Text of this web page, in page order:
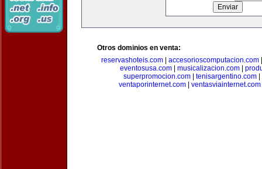
Otros dominios en venta:
reservashoteis.com| accesorioscomputacion.com
eventosusa.com| musicalizacion.com|
superpromocion.com
tenisargentino.com
ventaporinternet.com
ventasviainternet.com